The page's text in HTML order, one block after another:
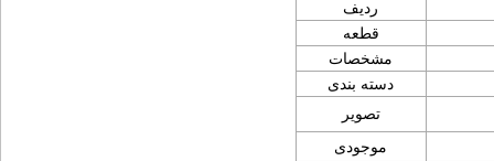
ردیف
قطعه
مشخصات
دسته بندی
تصویر
موجودی